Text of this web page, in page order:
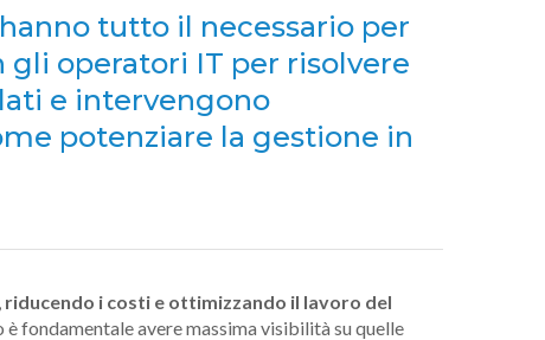
tutto il necessario per
gli operatori IT per risolvere
e intervengono
potenziare la gestione in
, riducendo i costi e ottimizzando il lavoro del
fondamentale avere massima visibilità su quelle